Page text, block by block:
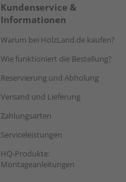
Kundenservice &
Informationen
Warum bei HolzLand.de kaufen?
Wie funktioniert die Bestellung?
Reservierung und Abholung
Versand und Lieferung
Zahlungsarten
Serviceleistungen
HQ-Produkte:
Montageanleitungen